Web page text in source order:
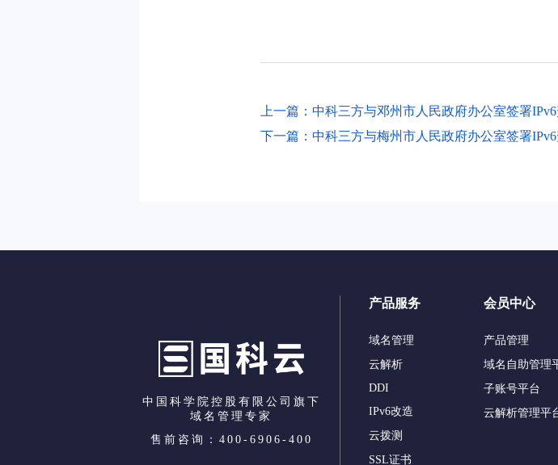
上一篇：中科三方与邓州市人民政府办公室签署
下一篇：中科三方与梅州市人民政府办公室签署
中国科学院控股有限公司旗下
域名管理专家
售前咨询：400-6906-400
产品服务
域名管理
云解析
DDI
IPv6改造
云拨测
SSL证书
会员中心
产品管理
域名自助管理
子账号平台
云解析管理平